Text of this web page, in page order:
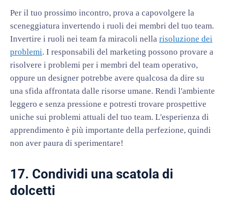
Per il tuo prossimo incontro, prova a capovolgere la
sceneggiatura invertendo i ruoli dei membri del tuo team.
Invertire i ruoli nei team fa miracoli nella risoluzione dei
problemi. I responsabili del marketing possono provare a
risolvere i problemi per i membri del team operativo,
oppure un designer potrebbe avere qualcosa da dire su
una sfida affrontata dalle risorse umane. Rendi l'ambiente
leggero e senza pressione e potresti trovare prospettive
uniche sui problemi attuali del tuo team. L'esperienza di
apprendimento è più importante della perfezione, quindi
non aver paura di sperimentare!
17. Condividi una scatola di
dolcetti